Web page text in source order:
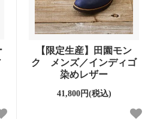
【限定生産】田園モン
ク メンズ／インディゴ
染めレザー
41,800円(税込)